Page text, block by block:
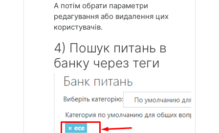
А потім обрати параметри
редагування або видалення цих
користувачів.
4) Пошук питань в
банку через теги